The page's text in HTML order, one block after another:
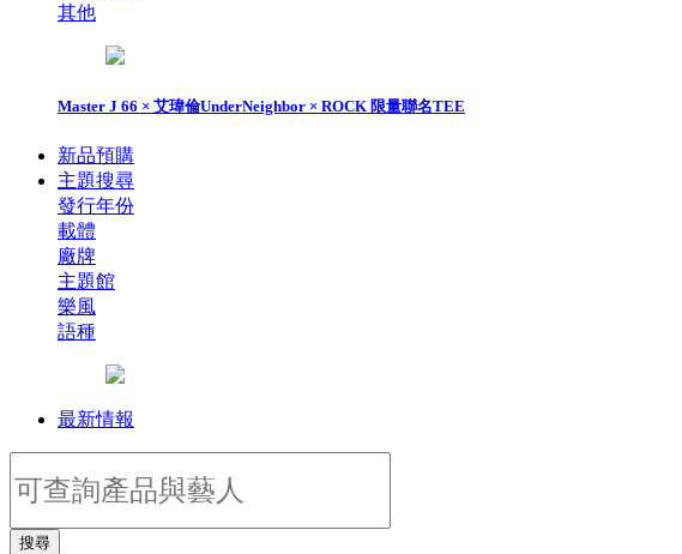
其他
Master J 66 × 艾瑋倫UnderNeighbor × ROCK 限量聯名TEE
新品預購
主題搜尋
發行年份
載體
廠牌
主題館
樂風
語種
最新情報
搜尋